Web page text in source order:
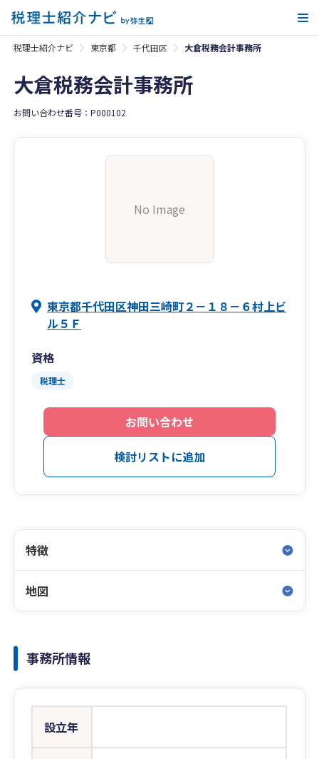
税理士紹介ナビ 東京都 千代田区 大倉税務会計事務所
大倉税務会計事務所
お問い合わせ番号：P000102
No Image
東京都千代田区神田三崎町２－１８－６村上ビ
ル５Ｆ
資格
税理士
お問い合わせ
検討リストに追加
特徴
地図
事務所情報
設立年